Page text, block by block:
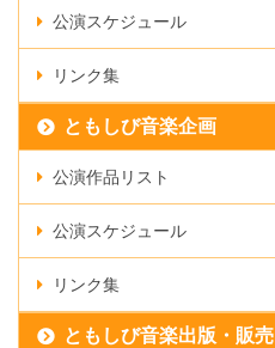
公演スケジュール
リンク集
ともしび音楽企画
公演作品リスト
公演スケジュール
リンク集
ともしび音楽出版・販売